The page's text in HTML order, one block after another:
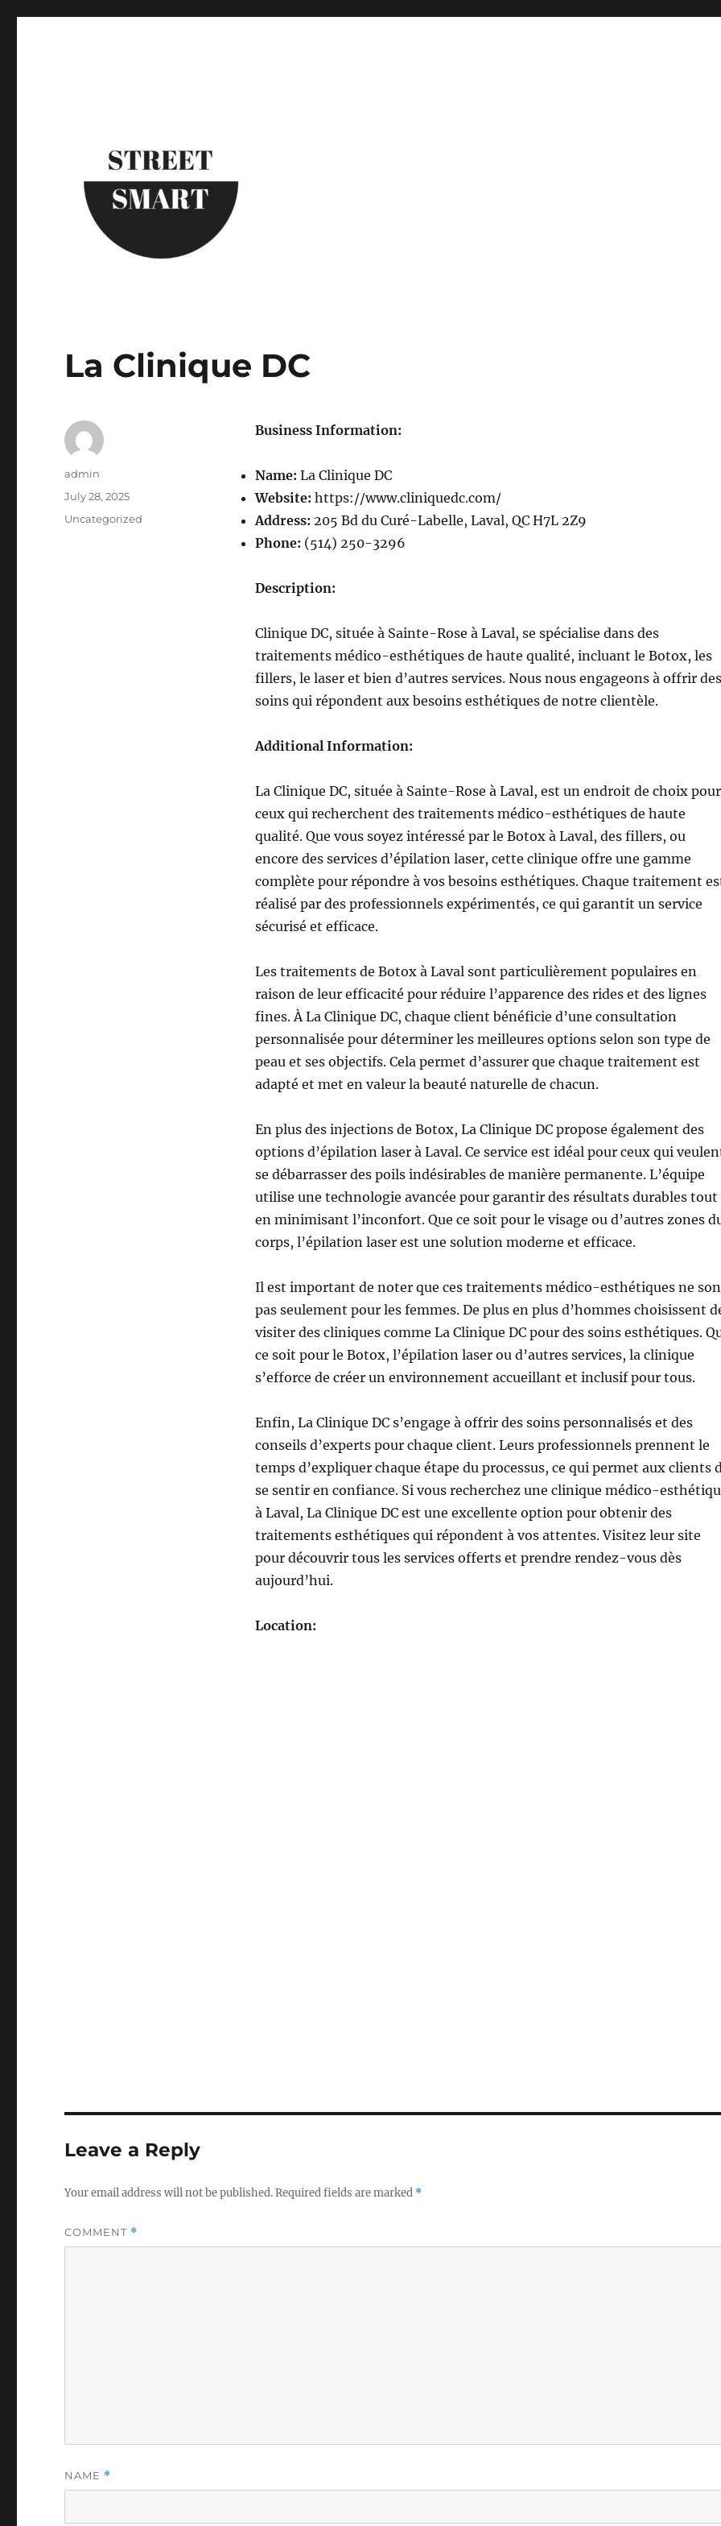
La Clinique DC
Business Information:
Name: La Clinique DC
Website: https://www.cliniquedc.com/
Address: 205 Bd du Curé-Labelle, Laval, QC H7L 2Z9
Phone: (514) 250-3296
Description:
Clinique DC, située à Sainte-Rose à Laval, se spécialise dans des
traitements médico-esthétiques de haute qualité, incluant le Botox, les
fillers, le laser et bien d’autres services. Nous nous engageons à offrir des
soins qui répondent aux besoins esthétiques de notre clientèle.
Additional Information:
La Clinique DC, située à Sainte-Rose à Laval, est un endroit de choix pour
ceux qui recherchent des traitements médico-esthétiques de haute
qualité. Que vous soyez intéressé par le Botox à Laval, des fillers, ou
encore des services d’épilation laser, cette clinique offre une gamme
complète pour répondre à vos besoins esthétiques. Chaque traitement
réalisé par des professionnels expérimentés, ce qui garantit un service
sécurisé et efficace.
Les traitements de Botox à Laval sont particulièrement populaires en
raison de leur efficacité pour réduire l’apparence des rides et des lignes
fines. À La Clinique DC, chaque client bénéficie d’une consultation
personnalisée pour déterminer les meilleures options selon son type de
peau et ses objectifs. Cela permet d’assurer que chaque traitement est
adapté et met en valeur la beauté naturelle de chacun.
En plus des injections de Botox, La Clinique DC propose également des
options d’épilation laser à Laval. Ce service est idéal pour ceux qui
se débarrasser des poils indésirables de manière permanente. L’équipe
utilise une technologie avancée pour garantir des résultats durables tout
en minimisant l’inconfort. Que ce soit pour le visage ou d’autres zones
corps, l’épilation laser est une solution moderne et efficace.
Il est important de noter que ces traitements médico-esthétiques ne
pas seulement pour les femmes. De plus en plus d’hommes choisissent
visiter des cliniques comme La Clinique DC pour des soins esthétiques.
ce soit pour le Botox, l’épilation laser ou d’autres services, la clinique
s’efforce de créer un environnement accueillant et inclusif pour tous.
Enfin, La Clinique DC s’engage à offrir des soins personnalisés et des
conseils d’experts pour chaque client. Leurs professionnels prennent le
temps d’expliquer chaque étape du processus, ce qui permet aux clients
se sentir en confiance. Si vous recherchez une clinique médico-
à Laval, La Clinique DC est une excellente option pour obtenir des
traitements esthétiques qui répondent à vos attentes. Visitez leur site
pour découvrir tous les services offerts et prendre rendez-vous dès
aujourd’hui.
Location:
Author
admin
Posted
July 28, 2025
Categories
Uncategorized
Leave a Reply
Your email address will not be published.Required fields are marked *
COMMENT *
NAME *